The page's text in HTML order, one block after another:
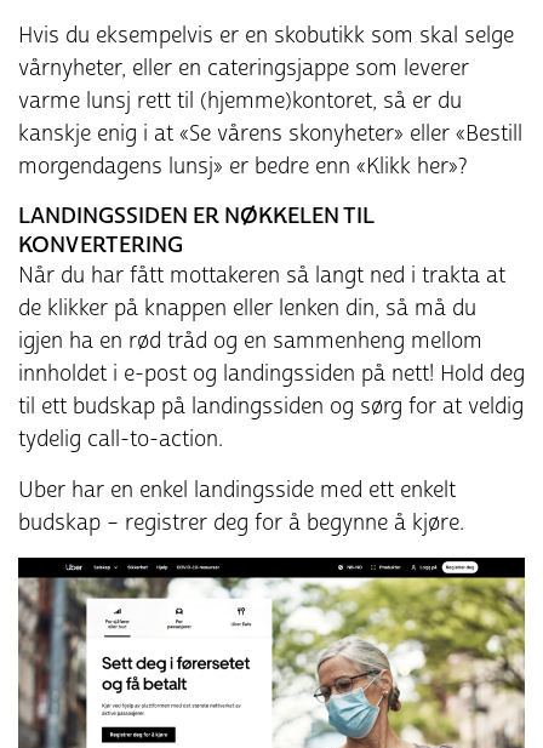
Hvis du eksempelvis er en skobutikk som skal selge
vårnyheter, eller en cateringsjappe som leverer
varme lunsj rett til (hjemme)kontoret, så er du
kanskje enig i at «Se vårens skonyheter» eller «Bestill
morgendagens lunsj» er bedre enn «Klikk her»?
LANDINGSSIDEN ER NØKKELEN TIL
KONVERTERING
Når du har fått mottakeren så langt ned i trakta at
de klikker på knappen eller lenken din, så må du
igjen ha en rød tråd og en sammenheng mellom
innholdet i e-post og landingssiden på nett! Hold deg
til ett budskap på landingssiden og sørg for at veldig
tydelig call-to-action.
Uber har en enkel landingsside med ett enkelt
budskap – registrer deg for å begynne å kjøre.